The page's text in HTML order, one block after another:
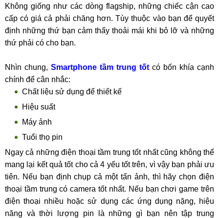
Không giống như các dòng flagship, những chiếc cận cao
cấp có giá cả phải chăng hơn. Tùy thuộc vào bạn để quyết
định những thứ bạn cảm thấy thoải mái khi bỏ lỡ và những
thứ phải có cho bạn.
Nhìn chung, Smartphone tầm trung tốt có bốn khía cạnh
chính để cân nhắc:
Chất liệu sử dụng để thiết kế
Hiệu suất
Máy ảnh
Tuổi thọ pin
Ngay cả những điện thoại tầm trung tốt nhất cũng không thể
mang lại kết quả tốt cho cả 4 yếu tốt trên, vì vậy bạn phải ưu
tiên. Nếu bạn định chụp cả một tấn ảnh, thì hãy chọn điện
thoại tầm trung có camera tốt nhất. Nếu bạn chơi game trên
điện thoại nhiều hoặc sử dụng các ứng dụng nặng, hiệu
năng và thời lượng pin là những gì bạn nên tập trung